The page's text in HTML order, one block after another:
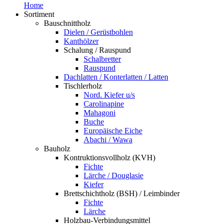
Home
Sortiment
Bauschnittholz
Dielen / Gerüstbohlen
Kanthölzer
Schalung / Rauspund
Schalbretter
Rauspund
Dachlatten / Konterlatten / Latten
Tischlerholz
Nord. Kiefer u/s
Carolinapine
Mahagoni
Buche
Europäische Eiche
Abachi / Wawa
Bauholz
Kontruktionsvollholz (KVH)
Fichte
Lärche / Douglasie
Kiefer
Brettschichtholz (BSH) / Leimbinder
Fichte
Lärche
Holzbau-Verbindungsmittel